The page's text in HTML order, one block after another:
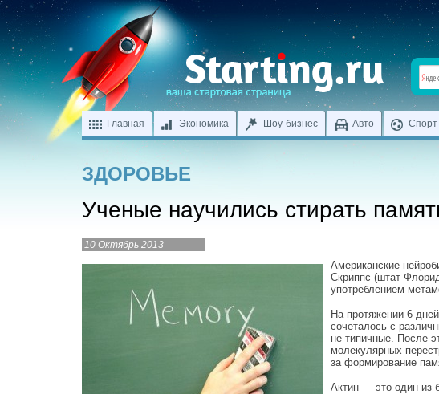
Главная Экономика Шоу-бизнес Авто Спорт
ЗДОРОВЬЕ
Ученые научились стирать
10 Октябрь 2013
Американские
Скриппс (штат
употреблением
На протяжении 6
сочеталось с
не типичные. После
молекулярных
за формирование
Актин — это один из